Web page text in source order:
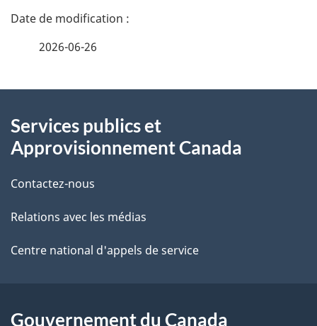
D
i
s
d
e
a
2026-06-26
propos
de
ce
site
Services publics et
Approvisionnement Canada
Contactez-nous
Relations avec les médias
Centre national d'appels de service
Gouvernement du Canada